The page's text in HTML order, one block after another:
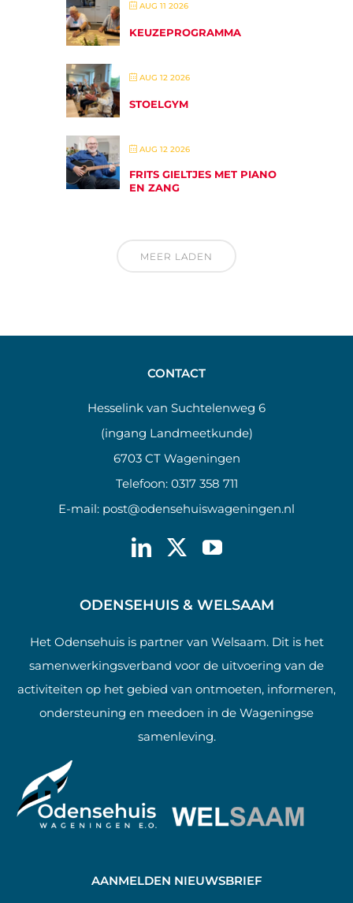
AUG 11 2026
KEUZEPROGRAMMA
AUG 12 2026
STOELGYM
AUG 12 2026
FRITS GIELTJES MET PIANO
EN ZANG
MEER LADEN
CONTACT
Hesselink van Suchtelenweg 6
(ingang Landmeetkunde)
6703 CT Wageningen
Telefoon: 0317 358 711
E-mail: post@odensehuiswageningen.nl
ODENSEHUIS & WELSAAM
Het Odensehuis is partner van Welsaam. Dit is het
samenwerkingsverband voor de uitvoering van de
activiteiten op het gebied van ontmoeten, informeren,
ondersteuning en meedoen in de Wageningse
samenleving.
AANMELDEN NIEUWSBRIEF